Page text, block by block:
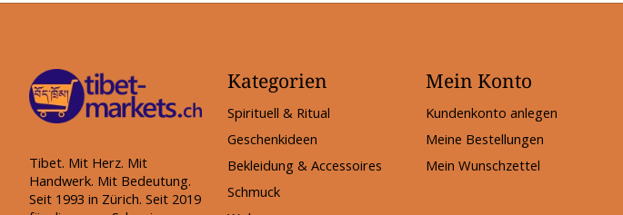
Tibet. Mit Herz. Mit
Handwerk. Mit Bedeutung.
Seit 1993 in Zürich. Seit 2019
Kategorien
Spirituell & Ritual
Geschenkideen
Bekleidung & Accessoires
Schmuck
Mein Konto
Kundenkonto anlegen
Meine Bestellungen
Mein Wunschzettel